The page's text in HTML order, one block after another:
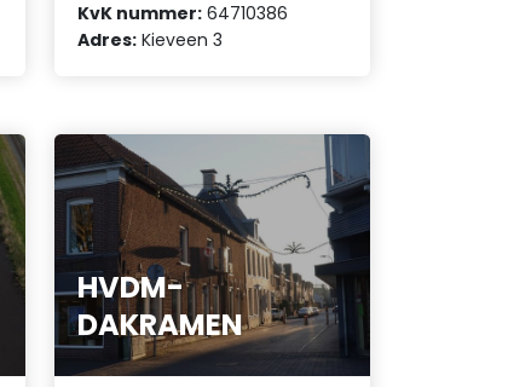
KvK nummer: 64710386
Adres: Kieveen 3
HVDM-
DAKRAMEN